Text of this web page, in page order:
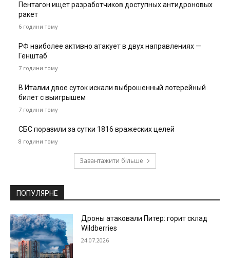
Пентагон ищет разработчиков доступных антидроновых
ракет
6 години тому
РФ наиболее активно атакует в двух направлениях —
Генштаб
7 години тому
В Италии двое суток искали выброшенный лотерейный
билет с выигрышем
7 години тому
СБС поразили за сутки 1816 вражеских целей
8 години тому
Завантажити більше
ПОПУЛЯРНЕ
Дроны атаковали Питер: горит склад
Wildberries
24.07.2026